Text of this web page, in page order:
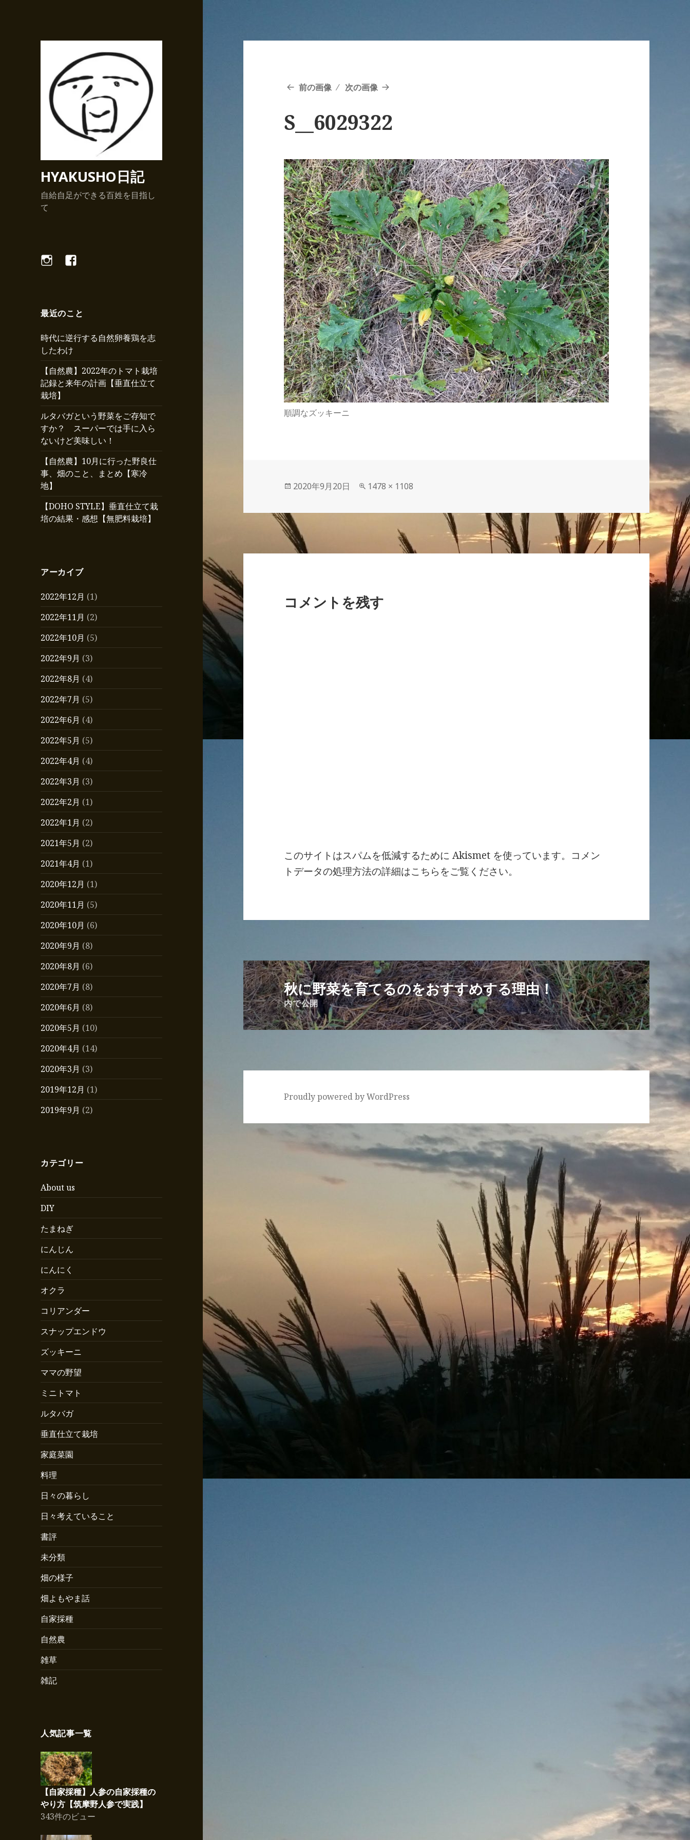
HYAKUSHO日記
自給自足ができる百姓を目指し
て
InstagramFacebook
最近のこと
時代に逆行する自然卵養鶏を志
したわけ
【自然農】2022年のトマト栽培
記録と来年の計画【垂直仕立て
栽培】
ルタバガという野菜をご存知で
すか？ スーパーでは手に入ら
ないけど美味しい！
【自然農】10月に行った野良仕
事、畑のこと、まとめ【寒冷
地】
【DOHO STYLE】垂直仕立て栽
培の結果・感想【無肥料栽培】
アーカイブ
2022年12月 (1)
2022年11月 (2)
2022年10月 (5)
2022年9月 (3)
2022年8月 (4)
2022年7月 (5)
2022年6月 (4)
2022年5月 (5)
2022年4月 (4)
2022年3月 (3)
2022年2月 (1)
2022年1月 (2)
2021年5月 (2)
2021年4月 (1)
2020年12月 (1)
2020年11月 (5)
2020年10月 (6)
2020年9月 (8)
2020年8月 (6)
2020年7月 (8)
2020年6月 (8)
2020年5月 (10)
2020年4月 (14)
2020年3月 (3)
2019年12月 (1)
2019年9月 (2)
カテゴリー
About us
DIY
たまねぎ
にんじん
にんにく
オクラ
コリアンダー
スナップエンドウ
ズッキーニ
ママの野望
ミニトマト
ルタバガ
垂直仕立て栽培
家庭菜園
料理
日々の暮らし
日々考えていること
書評
未分類
畑の様子
畑よもやま話
自家採種
自然農
雑草
雑記
人気記事一覧
【自家採種】人参の自家採種の
やり方【筑摩野人参で実践】
343件のビュー
前の画像 次の画像
S__6029322
順調なズッキーニ
投
日:
2020年9月20日
フ
サ
1478 × 1108
コメントを残す
このサイトはスパムを低減するために Akismet を使っています。
コメン
トデータの処理方法の詳細はこちらをご覧ください。
投
稿
ナ
ビ
ゲ
秋に野菜を育てるのをおすすめする理由！
内で公開
Proudly powered by WordPress